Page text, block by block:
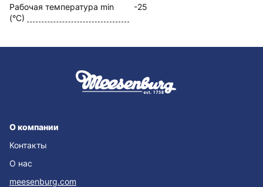
Рабочая температура min
(°C)
-25
О компании
Контакты
О нас
meesenburg.com